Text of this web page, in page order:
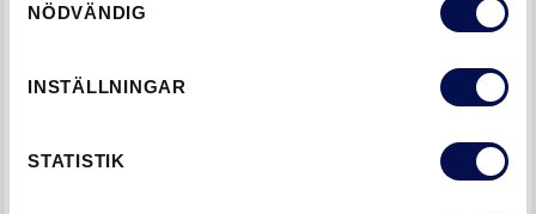
NÖDVÄNDIG
INSTÄLLNINGAR
STATISTIK